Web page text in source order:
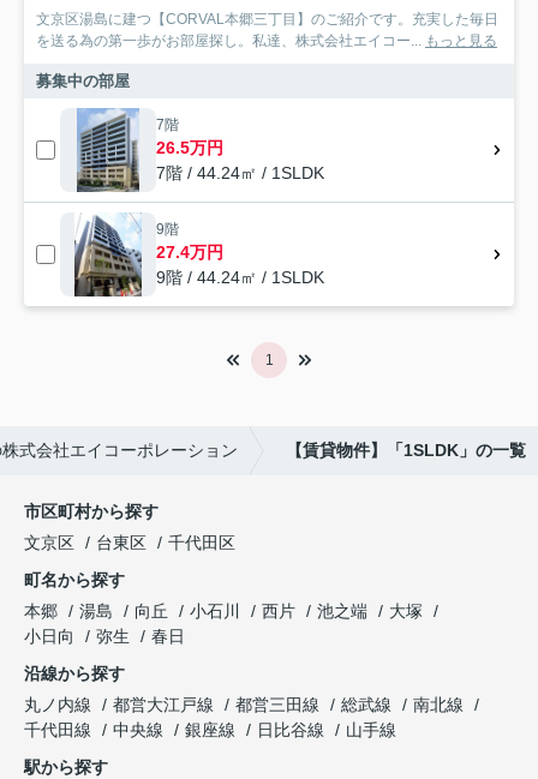
文京区湯島に建つ【CORVAL本郷三丁目】のご紹介です。充実した毎日
を送る為の第一歩がお部屋探し。私達、株式会社エイコー... もっと見る
募集中の部屋
7階
26.5万円
7階 / 44.24㎡ / 1SLDK
9階
27.4万円
9階 / 44.24㎡ / 1SLDK
1
式会社エイコーポレーション 【賃貸物件】「1SLDK」の一覧
市区町村から探す
文京区
台東区
千代田区
町名から探す
本郷
湯島 向丘 小石川 西片 池之端
大塚
小日向
弥生
春日
沿線から探す
丸ノ内線
都営大江戸線 都営三田線 総武線
南北線
千代田線
中央線 銀座線 日比谷線
山手線
駅から探す